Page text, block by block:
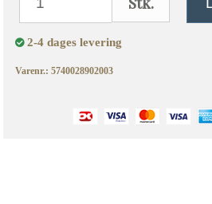
2-4 dages levering
Varenr.: 5740028902003